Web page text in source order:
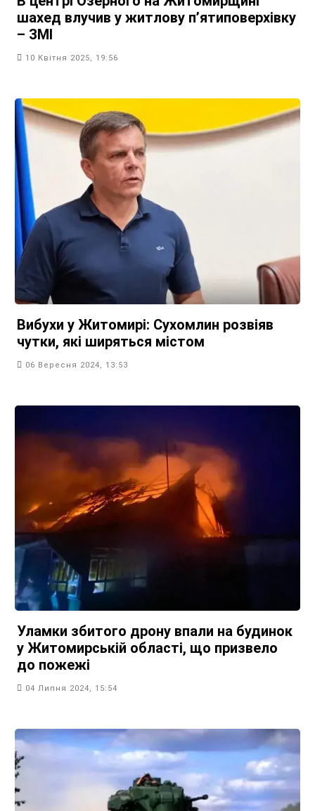
шахед влучив у житлову п’ятиповерхівку
– ЗМІ
10 Квітня 2025, 19:56
Вибухи у Житомирі: Сухомлин розвіяв
чутки, які ширяться містом
06 Вересня 2024, 13:53
Уламки збитого дрону впали на будинок
у Житомирській області, що призвело
до пожежі
04 Липня 2024, 15:54